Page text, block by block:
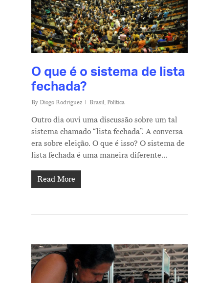
O que é o sistema de lista
fechada?
By Diogo Rodriguez Brasil Política
Outro dia ouvi uma discussão sobre um tal
sistema chamado “lista fechada”. A conversa
era sobre eleição. O que é isso? O sistema de
lista fechada é uma maneira diferente…
Read More